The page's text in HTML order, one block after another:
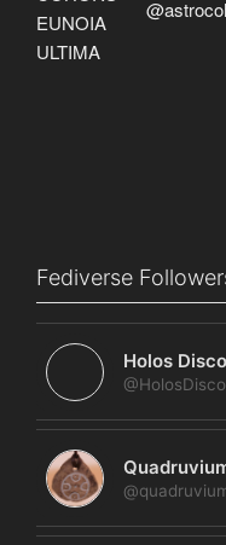
Fediverse
Holos